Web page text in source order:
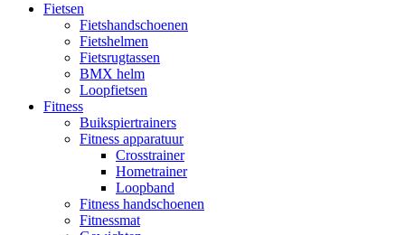
Fietsen
Fietshandschoenen
Fietshelmen
Fietsrugtassen
BMX helm
Loopfietsen
Fitness
Buikspiertrainers
Fitness apparatuur
Crosstrainer
Hometrainer
Loopband
Fitness handschoenen
Fitnessmat